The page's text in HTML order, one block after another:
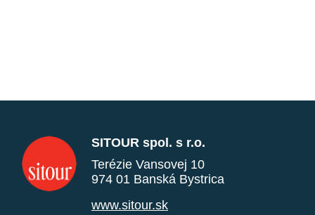
SITOUR spol. s r.o.
Terézie Vansovej 10
974 01 Banská Bystrica
www.sitour.sk